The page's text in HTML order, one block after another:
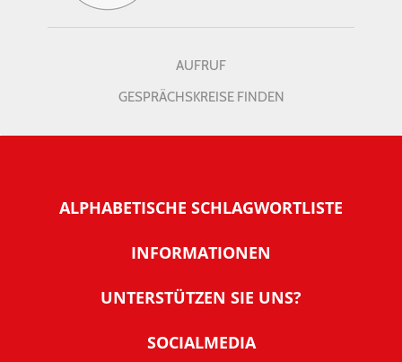
AUFRUF
GESPRÄCHSKREISE FINDEN
ALPHABETISCHE SCHLAGWORTLISTE
INFORMATIONEN
Warum NachDenkSeiten
Tipps zur Nutzung der NachDenkSeiten
UNTERSTÜTZEN SIE UNS?
SOCIALMEDIA